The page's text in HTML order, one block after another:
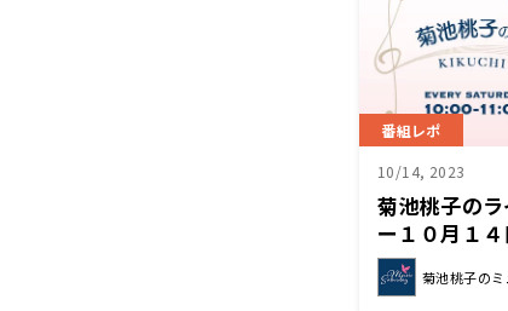
番組レポ
10/14, 2023
菊池桃子の
ー１０月１
レクション”
菊池桃子の